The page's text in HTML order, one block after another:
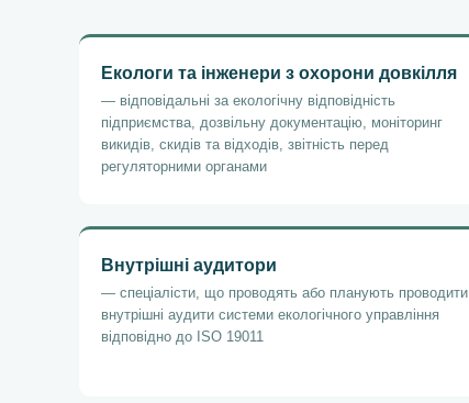
Екологи та інженери з охорони довкілля
— відповідальні за екологічну відповідність
підприємства, дозвільну документацію, моніторинг
викидів, скидів та відходів, звітність перед
регуляторними органами
Внутрішні аудитори
— спеціалісти, що проводять або планують проводити
внутрішні аудити системи екологічного управління
відповідно до ISO 19011